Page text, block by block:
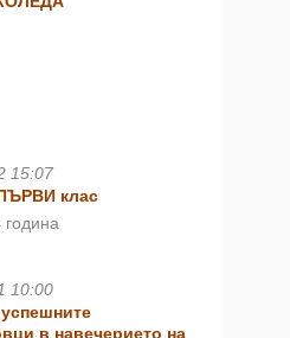
15:07
клас
10:00
в навечерието на